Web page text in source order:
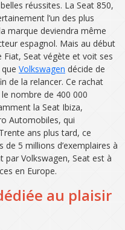
réussites. La Seat 850,
l’un des plus
marque deviendra même
espagnol. Mais au début
Fiat, Seat végète et voit ses
Volkswagen décide de
de la relancer. Ce rachat
nombre de 400 000
la Seat Ibiza,
Automobiles, qui
ans plus tard, ce
5 millions d’exemplaires à
par Volkswagen, Seat est à
en Europe.
au plaisir